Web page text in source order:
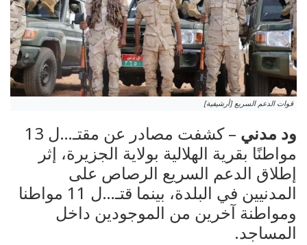
قوات الدعم السريع [أرشيفية]
ود مدني
– كشفت مصادر عن مقتـ…ل 13
مواطنًا بقرية الهلالية بولاية الجزيرة، إثر
إطلاق الدعم السريع الرصاص على
المدنيين في البلدة، بينما قتـ…ل 11 مواطنا
ومواطنة آخرين من الموجودين داخل
المساجد.